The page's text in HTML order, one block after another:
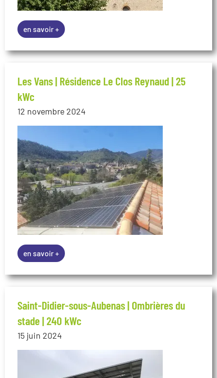
en savoir +
Les Vans | Résidence Le Clos Reynaud | 25
kWc
12 novembre 2024
en savoir +
Saint-Didier-sous-Aubenas | Ombrières du
stade | 240 kWc
15 juin 2024